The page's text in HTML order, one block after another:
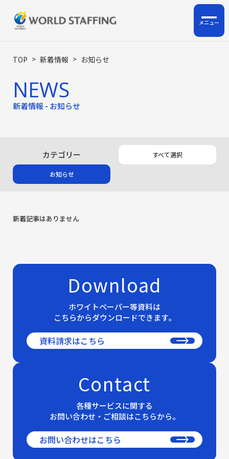
ホーム
私たちについて
企業情報
ロジスティクス支援
実績紹介
ウェビナー情報
新着情報
お問い合わせ
TOP > 新着情報 > お知らせ
NEWS
新着情報 - お知らせ
カテゴリー すべて選択
お知らせ
新着記事はありません
Download
ホワイトペーパー等資料は
こちらからダウンロードできます。
資料請求はこちら
Contact
各種サービスに関する
お問い合わせ・ご相談はこちらから。
お問い合わせはこちら